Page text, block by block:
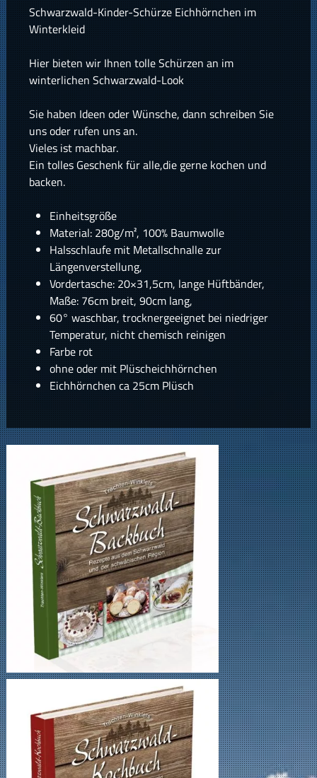
Schwarzwald-Kinder-Schürze Eichhörnchen im
Winterkleid
Hier bieten wir Ihnen tolle Schürzen an im
winterlichen Schwarzwald-Look
Sie haben Ideen oder Wünsche, dann schreiben Sie
uns oder rufen uns an.
Vieles ist machbar.
Ein tolles Geschenk für alle,die gerne kochen und
backen.
Einheitsgröße
Material: 280g/m², 100% Baumwolle
Halsschlaufe mit Metallschnalle zur
Längenverstellung,
Vordertasche: 20×31,5cm, lange Hüftbänder,
Maße: 76cm breit, 90cm lang,
60° waschbar, trocknergeeignet bei niedriger
Temperatur, nicht chemisch reinigen
Farbe rot
ohne oder mit Plüscheichhörnchen
Eichhörnchen ca 25cm Plüsch